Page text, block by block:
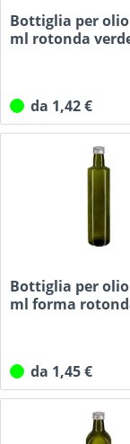
Bottiglia per olio
ml rotonda
da 1,42 €
Bottiglia per olio
ml forma
da 1,45 €